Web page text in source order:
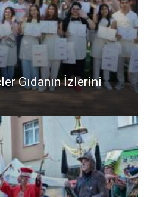
Gıdanın İzlerini